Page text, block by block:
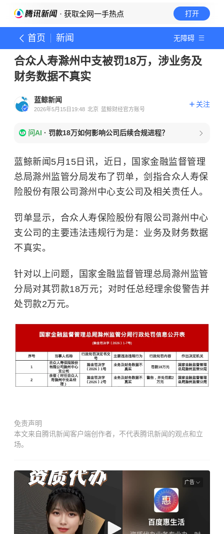
· 获取全网一手热点 打开
首页 新闻 无障碍
合众人寿滁州中支被罚18万，涉业务及
财务数据不真实
蓝鲸新闻
2026年5月15日19:48 北京 蓝鲸财经官方账号
关注
问AI · 罚款18万如何影响公司后续合规进程？
蓝鲸新闻5月15日讯，近日，国家金融监督管理
总局滁州监管分局发布了罚单，剑指合众人寿保
险股份有限公司滁州中心支公司及相关责任人。
罚单显示， 合众人寿保险股份有限公司滁州中心
支公司的主要违法违规行为是：业务及财务数据
不真实。
针对以上问题，国家金融监督管理总局滁州监管
分局对其罚款18万元；对时任总经理余俊警告并
处罚款2万元。
免责声明
本文来自腾讯新闻客户端创作者，不代表腾讯新闻的观点和立
场。
广告